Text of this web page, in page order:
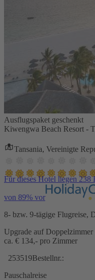
Ausflugspaket geschenkt
Kiwengwa Beach Resort -
Tansania, Vereinigte
Für dieses Hotel liegen
von 89% vor
8- bzw. 9-tägige Flugreise,
Upgrade auf
ca. € 134,- pro Zimmer
253519Bestellnr.:
Pauschalreise